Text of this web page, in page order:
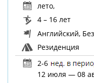
лето,
4 – 16 лет
Английский,
Резиденция
2-6
12 июля — 08